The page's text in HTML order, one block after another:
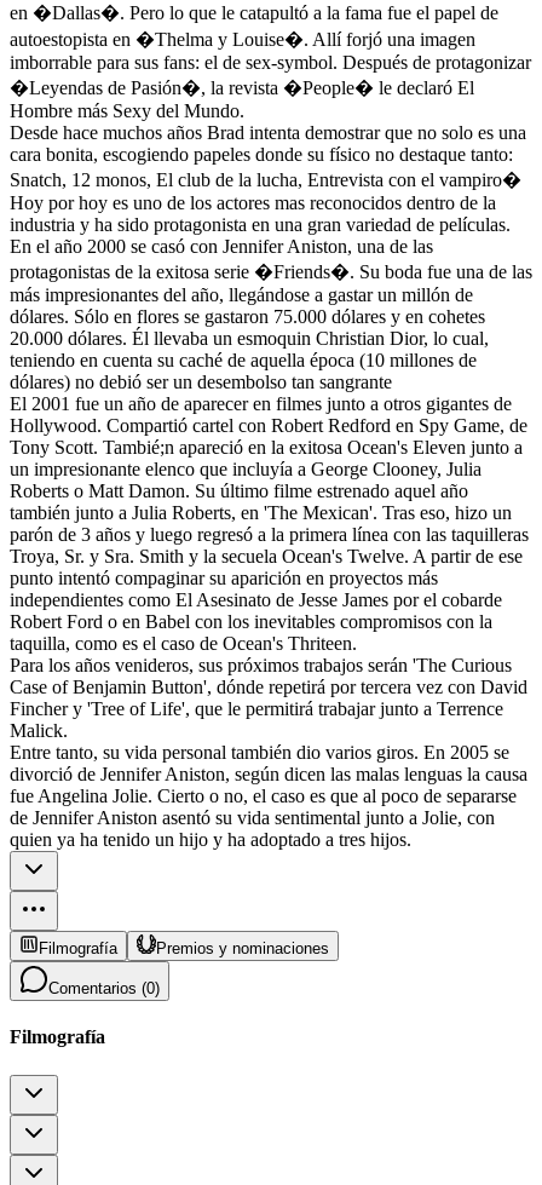
en �Dallas�. Pero lo que le catapultó a la fama fue el papel de
autoestopista en �Thelma y Louise�. Allí forjó una imagen
imborrable para sus fans: el de sex-symbol. Después de protagonizar
�Leyendas de Pasión�, la revista �People� le declaró El
Hombre más Sexy del Mundo.
Desde hace muchos años Brad intenta demostrar que no solo es una
cara bonita, escogiendo papeles donde su físico no destaque tanto:
Snatch, 12 monos, El club de la lucha, Entrevista con el vampiro�
Hoy por hoy es uno de los actores mas reconocidos dentro de la
industria y ha sido protagonista en una gran variedad de películas.
En el año 2000 se casó con Jennifer Aniston, una de las
protagonistas de la exitosa serie �Friends�. Su boda fue una de las
más impresionantes del año, llegándose a gastar un millón de
dólares. Sólo en flores se gastaron 75.000 dólares y en cohetes
20.000 dólares. Él llevaba un esmoquin Christian Dior, lo cual,
teniendo en cuenta su caché de aquella época (10 millones de
dólares) no debió ser un desembolso tan sangrante
El 2001 fue un año de aparecer en filmes junto a otros gigantes de
Hollywood. Compartió cartel con Robert Redford en Spy Game, de
Tony Scott. Tambié;n apareció en la exitosa Ocean's Eleven junto a
un impresionante elenco que incluyía a George Clooney, Julia
Roberts o Matt Damon. Su último filme estrenado aquel año
también junto a Julia Roberts, en 'The Mexican'. Tras eso, hizo un
parón de 3 años y luego regresó a la primera línea con las taquilleras
Troya, Sr. y Sra. Smith y la secuela Ocean's Twelve. A partir de ese
punto intentó compaginar su aparición en proyectos más
independientes como El Asesinato de Jesse James por el cobarde
Robert Ford o en Babel con los inevitables compromisos con la
taquilla, como es el caso de Ocean's Thriteen.
Para los años venideros, sus próximos trabajos serán 'The Curious
Case of Benjamin Button', dónde repetirá por tercera vez con David
Fincher y 'Tree of Life', que le permitirá trabajar junto a Terrence
Malick.
Entre tanto, su vida personal también dio varios giros. En 2005 se
divorció de Jennifer Aniston, según dicen las malas lenguas la causa
fue Angelina Jolie. Cierto o no, el caso es que al poco de separarse
de Jennifer Aniston asentó su vida sentimental junto a Jolie, con
quien ya ha tenido un hijo y ha adoptado a tres hijos.
Filmografía Premios y nominaciones
Comentarios (0)
Filmografía